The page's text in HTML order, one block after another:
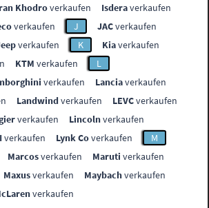
Khodroverkaufen Isderaverkaufen
verkaufen J JACverkaufen
verkaufen K Kiaverkaufen
KTM verkaufen
L
verkaufen Lanciaverkaufen
Landwindverkaufen LEVCverkaufen
verkaufen Lincolnverkaufen
verkaufen Lynk Coverkaufen
M
Marcosverkaufen Maruti verkaufen
Maxusverkaufen Maybachverkaufen
verkaufen